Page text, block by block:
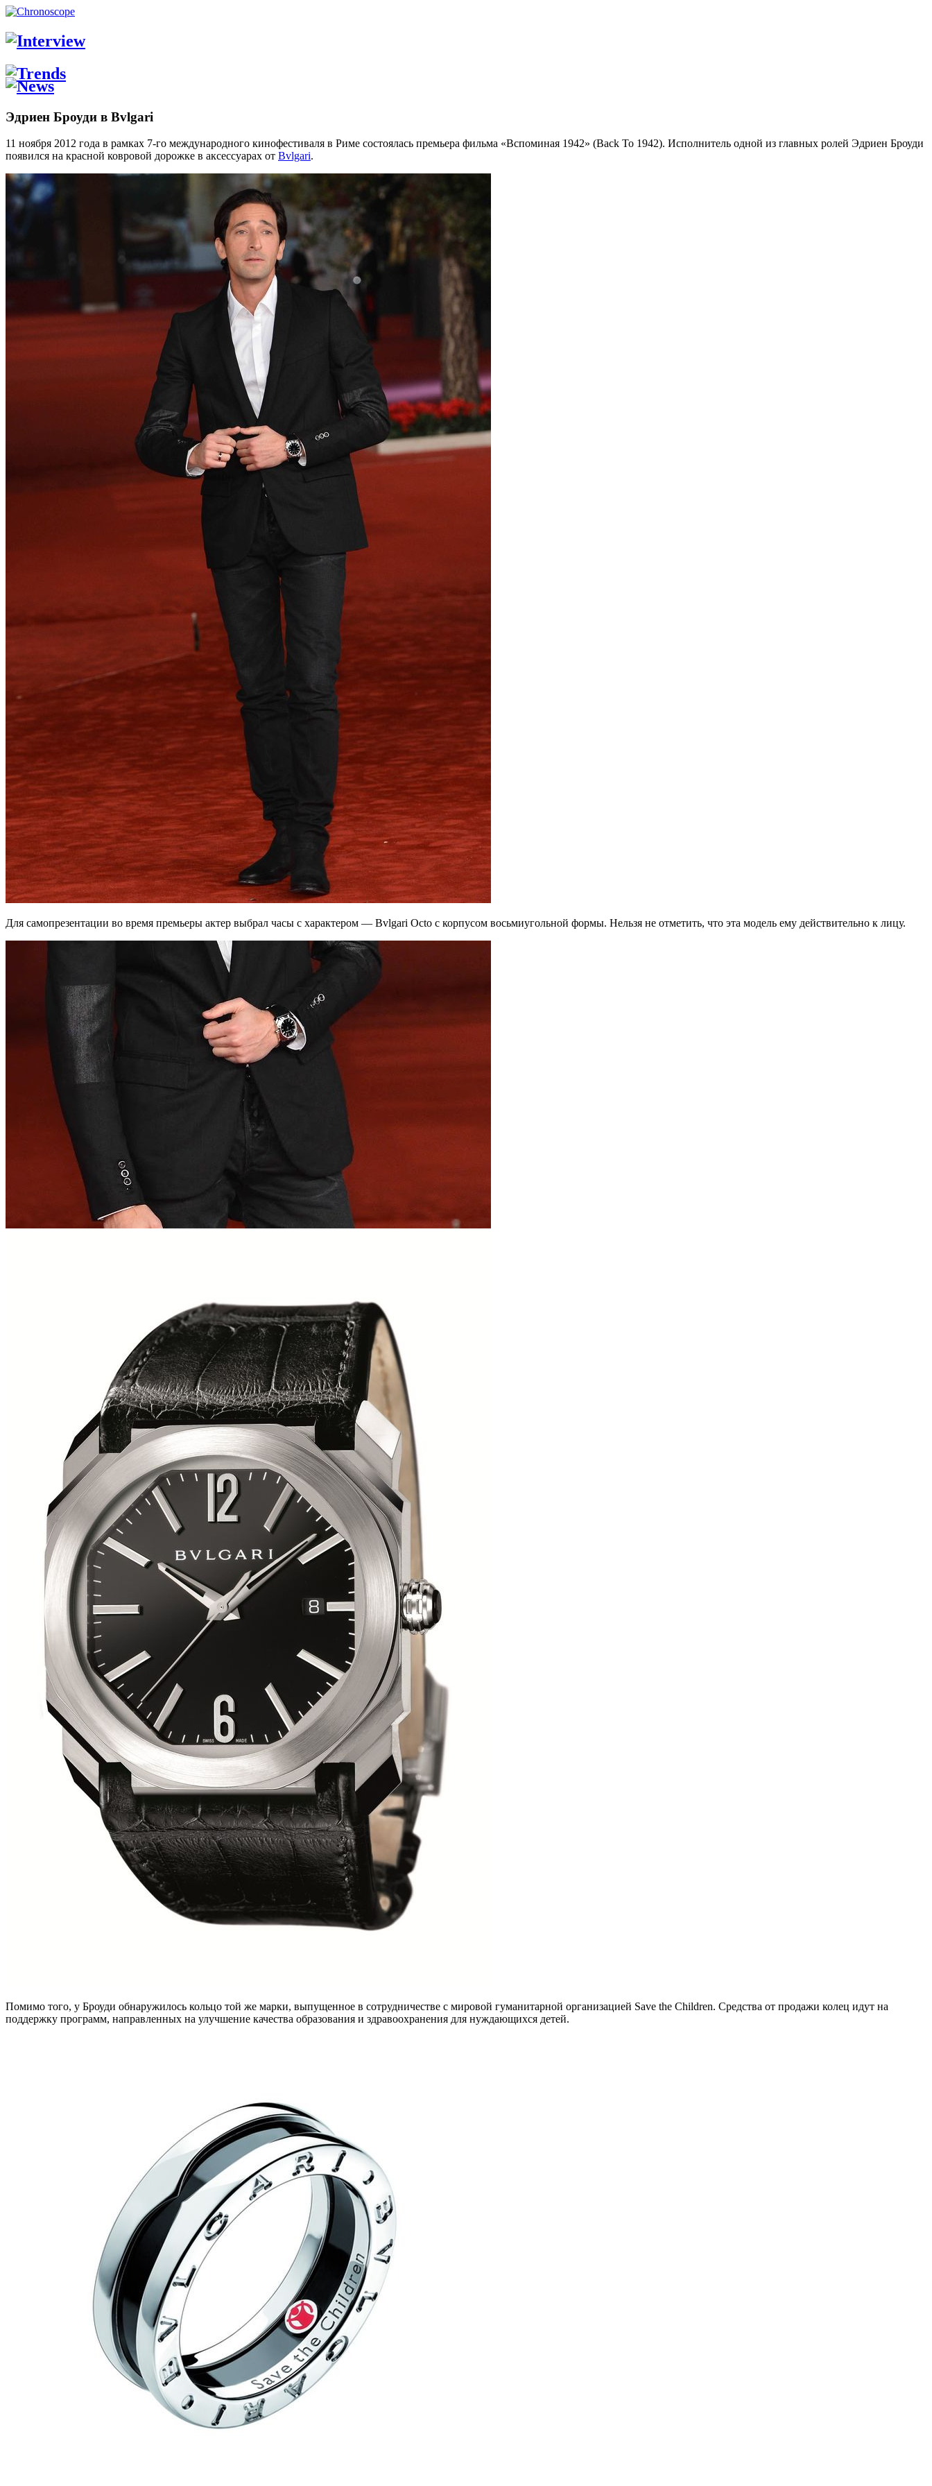
Эдриен Броуди в Bvlgari
11 ноября 2012 года в рамках 7-го международного кинофестиваля в Риме состоялась премьера фильма «Вспоминая 1942» (Back To 1942). Исполнитель одной из главных ролей Эдриен Броуди
появился на красной ковровой дорожке в аксессуарах от Bvlgari.
Для самопрезентации во время премьеры актер выбрал часы с характером — Bvlgari Octo с корпусом восьмиугольной формы. Нельзя не отметить, что эта модель ему действительно к лицу.
Помимо того, у Броуди обнаружилось кольцо той же марки, выпущенное в сотрудничестве с мировой гуманитарной организацией Save the Children. Средства от продажи колец идут на
поддержку программ, направленных на улучшение качества образования и здравоохранения для нуждающихся детей.